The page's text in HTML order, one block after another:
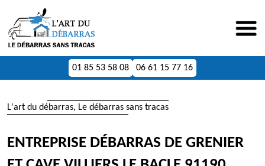
01 85 53 58 08 06 61 15 77 16
L'art du débarras, Le débarras sans tracas
ENTREPRISE DÉBARRAS DE GRENIER